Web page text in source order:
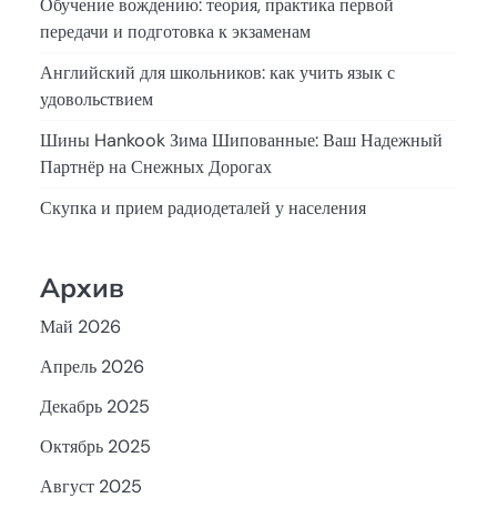
Обучение вождению: теория, практика первой
передачи и подготовка к экзаменам
Английский для школьников: как учить язык с
удовольствием
Шины Hankook Зима Шипованные: Ваш Надежный
Партнёр на Снежных Дорогах
Скупка и прием радиодеталей у населения
Архив
Май 2026
Апрель 2026
Декабрь 2025
Октябрь 2025
Август 2025